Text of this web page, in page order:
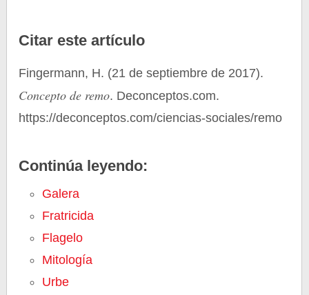
Citar este artículo
Fingermann, H. (21 de septiembre de 2017).
Concepto de remo. Deconceptos.com.
https://deconceptos.com/ciencias-sociales/remo
Continúa leyendo:
Galera
Fratricida
Flagelo
Mitología
Urbe